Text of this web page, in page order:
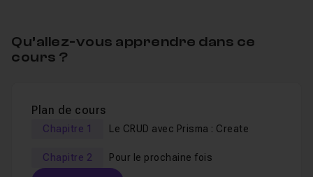
monde du CRUD avec Prisma. Préparez-vous à libérer
tout le potentiel de vos données !
NextJS #B-1/5. À la découverte de Prisma
Qu’allez-vous apprendre dans ce
cours ?
Plan de cours
Chapitre 1 Le CRUD avec Prisma : Create
Chapitre 2 Pour le prochaine fois